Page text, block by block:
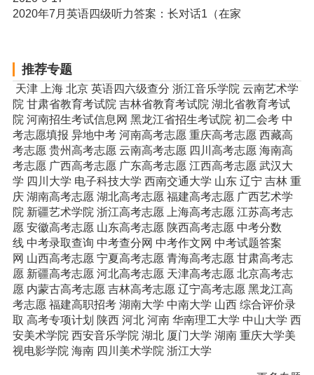
2020年7月英语四级听力答案：长对话1（在家
推荐专题
天津 上海 北京 英语四六级查分 浙江音乐学院 云南艺术学
院 甘肃省教育考试院 吉林省教育考试院 湖北省教育考试
院 河南招生考试信息网 黑龙江省招生考试院 初二会考 中
考志愿填报 异地中考 河南高考志愿 重庆高考志愿 西藏高
考志愿 贵州高考志愿 云南高考志愿 四川高考志愿 海南高
考志愿 广西高考志愿 广东高考志愿 江西高考志愿 武汉大
学 四川大学 电子科技大学 西南交通大学 山东 辽宁 吉林 重
庆 湖南高考志愿 湖北高考志愿 福建高考志愿 广西艺术学
院 新疆艺术学院 浙江高考志愿 上海高考志愿 江苏高考志
愿 安徽高考志愿 山东高考志愿 陕西高考志愿 中考分数
线 中考录取查询 中考查分网 中考作文网 中考试题答案
网 山西高考志愿 宁夏高考志愿 青海高考志愿 甘肃高考志
愿 新疆高考志愿 河北高考志愿 天津高考志愿 北京高考志
愿 内蒙古高考志愿 吉林高考志愿 辽宁高考志愿 黑龙江高
考志愿 福建高职招考 湖南大学 中南大学 山西 综合评价录
取 高考专项计划 陕西 河北 河南 华南理工大学 中山大学 西
安美术学院 西安音乐学院 湖北 厦门大学 湖南 重庆大学美
视电影学院 海南 四川美术学院 浙江大学